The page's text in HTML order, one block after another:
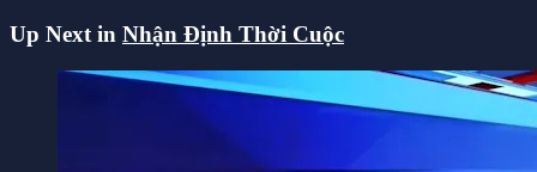
Up Next in Nhận Định Thời Cuộc